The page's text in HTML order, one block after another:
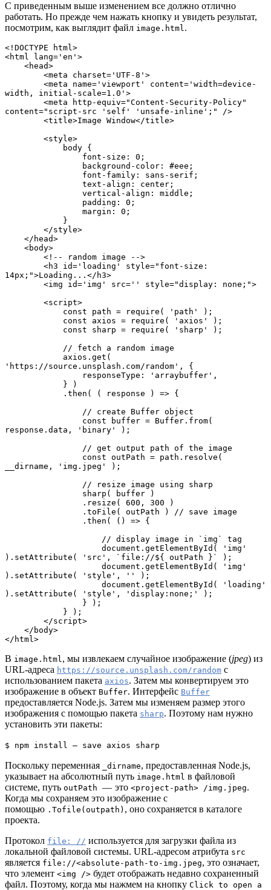
С приведенным выше изменением все должно отлично
работать. Но прежде чем нажать кнопку и увидеть результат,
посмотрим, как выглядит файл image.html.
<!DOCTYPE html>
<html lang='en'>
width, initial-scale=1.0'>
content="script-src 'self' 'unsafe-inline';" />
14px;">Loading...</h3>
'https://source.unsplash.com/random', {
response.data, 'binary' );
__dirname, 'img.jpeg' );
).setAttribute( 'src', `file://${ outPath }` );
).setAttribute( 'style', '' );
).setAttribute( 'style', 'display:none;' );
</html>
В image.html, мы извлекаем случайное изображение (jpeg) из
URL-адреса https://source.unsplash.com/random с
использованием пакета axios. Затем мы конвертируем это
изображение в объект Buffer. Интерфейс Buffer
предоставляется Node.js. Затем мы изменяем размер этого
изображения с помощью пакета sharp. Поэтому нам нужно
установить эти пакеты:
$ npm install — save axios sharp
Поскольку переменная _dirname, предоставленная Node.js,
указывает на абсолютный путь image.html в файловой
системе, путь outPath — это <project-path> /img.jpeg.
Когда мы сохраняем это изображение с
помощью .Tofile(outpath) , оно сохраняется в каталоге
проекта.
Протокол file: // используется для загрузки файла из
локальной файловой системы. URL-адресом атрибута src
является file://<absolute-path-to-img.jpeg, это означает,
что элемент <img /> будет отображать недавно сохраненный
файл. Поэтому, когда мы нажмем на кнопку Click to open a